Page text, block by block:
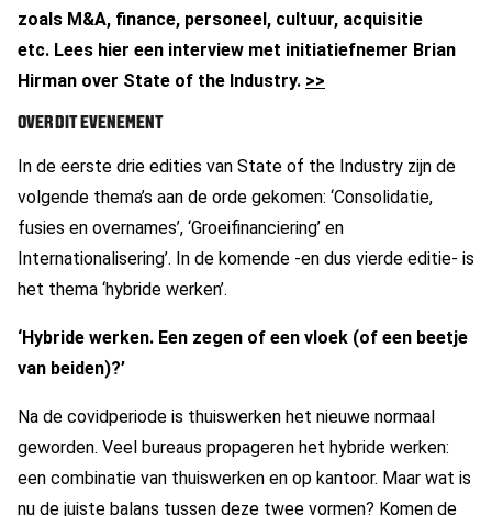
zoals M&A, finance, personeel, cultuur, acquisitie
etc. Lees hier een interview met initiatiefnemer Brian
Hirman over State of the Industry. >>
OVER DIT EVENEMENT
In de eerste drie edities van State of the Industry zijn de
volgende thema’s aan de orde gekomen: ‘Consolidatie,
fusies en overnames’, ‘Groeifinanciering’ en
Internationalisering’. In de komende -en dus vierde editie- is
het thema ‘hybride werken’.
‘Hybride werken. Een zegen of een vloek (of een beetje
van beiden)?’
Na de covidperiode is thuiswerken het nieuwe normaal
geworden. Veel bureaus propageren het hybride werken:
een combinatie van thuiswerken en op kantoor. Maar wat is
nu de juiste balans tussen deze twee vormen? Komen de